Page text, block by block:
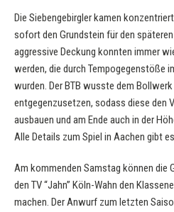
Die Siebengebirgler kamen
sofort den Grundstein für den
aggressive Deckung konnten immer
werden, die durch Tempogegenstöße
wurden. Der BTB wusste dem
entgegenzusetzen, sodass diese den
ausbauen und am Ende auch in der
Alle Details zum Spiel in Aachen gibt
Am kommenden Samstag können die
den TV “Jahn” Köln-Wahn den
machen. Der Anwurf zum letzten